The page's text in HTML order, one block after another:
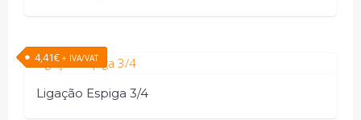
Ligação Espiga 3/4
4,41€ + IVA/VAT